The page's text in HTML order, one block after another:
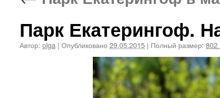
Парк Екатерингоф.
Автор: olga | Опубликовано 29.05.2015 | Полный размер: 802